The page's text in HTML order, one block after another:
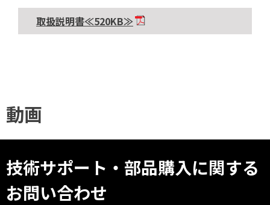
取扱説明書≪520KB≫
動画
技術サポート・部品購入に関する
お問い合わせ